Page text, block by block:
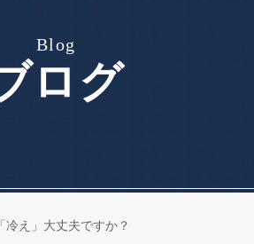
blog
ログ
え」大丈夫ですか？